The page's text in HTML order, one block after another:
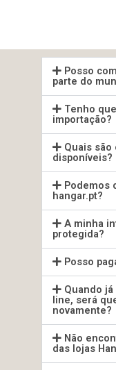
Posso
parte do
Tenho
importação?
Quais são
disponíveis?
Podemos
hangar.pt?
A minha
protegida?
Posso
Quando
line, será
novamente?
Não
das lojas